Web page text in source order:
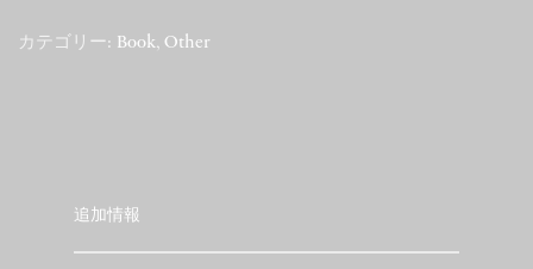
カテゴリー: Book, Other
追加情報